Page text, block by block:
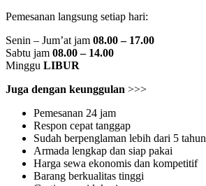
Pemesanan langsung setiap hari:
Senin – Jum’at jam 08.00 – 17.00
Sabtu jam 08.00 – 14.00
Minggu LIBUR
Juga dengan keunggulan >>>
Pemesanan 24 jam
Respon cepat tanggap
Sudah berpenglaman lebih dari 5 tahun
Armada lengkap dan siap pakai
Harga sewa ekonomis dan kompetitif
Barang berkualitas tinggi